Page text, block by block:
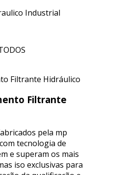
Filtrante
pela mp
tecnologia de
e superam os mais
iso exclusivas para